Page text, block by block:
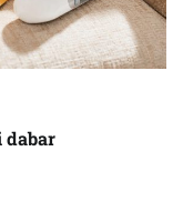
dabar